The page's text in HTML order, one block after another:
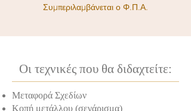
Συμπεριλαμβάνεται ο Φ.Π.Α.
Οι τεχνικές που θα διδαχτείτε:
Μεταφορά Σχεδίων
Κοπή μετάλλου (σεγάρισμα)